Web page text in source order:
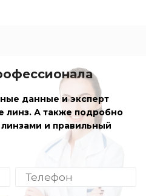
данные и эксперт
линз. А также подробно
и правильный